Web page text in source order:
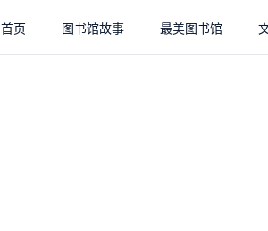
首页 图书馆故事 最美图书馆